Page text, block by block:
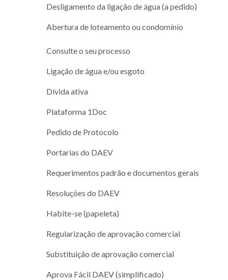
Desligamento da ligação de água (a pedido)
Abertura de loteamento ou condomínio
Consulte o seu processo
Ligação de água e/ou esgoto
Dívida ativa
Plataforma 1Doc
Pedido de Protocolo
Portarias do DAEV
Requerimentos padrão e documentos gerais
Resoluções do DAEV
Habite-se (papeleta)
Regularização de aprovação comercial
Substituição de aprovação comercial
Aprova Fácil DAEV (simplificado)